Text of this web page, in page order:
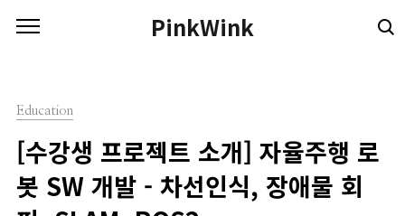
PinkWink
Education
[수강생 프로젝트 소개] 자율주행 로
봇 SW 개발 - 차선인식, 장애물 회